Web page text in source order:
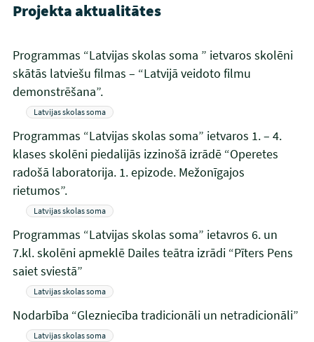
Projekta aktualitātes
Programmas “Latvijas skolas soma ” ietvaros skolēni
skātās latviešu filmas – “Latvijā veidoto filmu
demonstrēšana”.
Latvijas skolas soma
Programmas “Latvijas skolas soma” ietvaros 1. – 4.
klases skolēni piedalijās izzinošā izrādē “Operetes
radošā laboratorija. 1. epizode. Mežonīgajos
rietumos”.
Latvijas skolas soma
Programmas “Latvijas skolas soma” ietavros 6. un
7.kl. skolēni apmeklē Dailes teātra izrādi “Pīters Pens
saiet sviestā”
Latvijas skolas soma
Nodarbība “Glezniecība tradicionāli un netradicionāli”
Latvijas skolas soma